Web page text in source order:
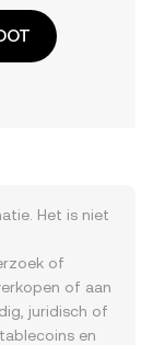
Het is niet
of
of aan
juridisch of
en